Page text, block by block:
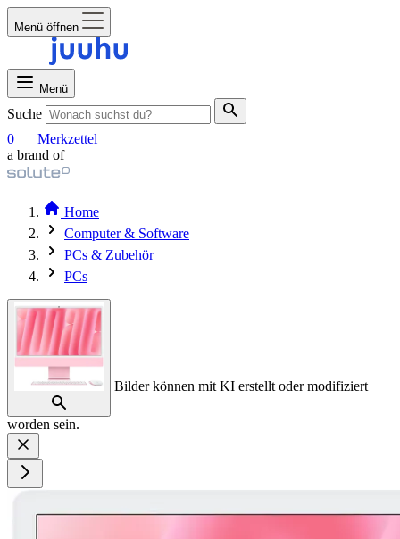
Menü öffnen
Menü
Suche
0
Merkzettel
a brand of
Home
Computer & Software
PCs & Zubehör
PCs
Bilder können mit KI erstellt oder modifiziert
worden sein.